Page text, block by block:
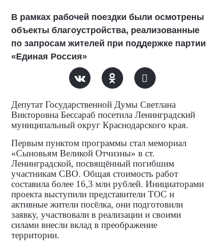
В рамках рабочей поездки были осмотрены
объекты благоустройства, реализованные
по запросам жителей при поддержке партии
«Единая Россия»
Депутат Государственной Думы Светлана
Викторовна Бессараб посетила Ленинградский
муниципальный округ Краснодарского края.
Первым пунктом программы стал мемориал
«Сыновьям Великой Отчизны» в ст.
Ленинградской, посвящённый погибшим
участникам СВО. Общая стоимость работ
составила более 16,3 млн рублей. Инициаторами
проекта выступили представители ТОС и
активные жители посёлка, они подготовили
заявку, участвовали в реализации и своими
силами внесли вклад в преображение
территории.